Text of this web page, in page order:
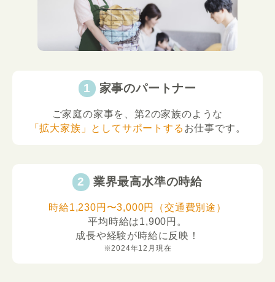
家事のパートナー
ご家庭の家事を、第2の家族のような
「拡大家族」としてサポートする お仕事です。
業界最高水準の時給
時給1,230円〜3,000円（交通費別途）
平均時給は1,900円。
成長や経験が時給に反映！
※2024年12月現在